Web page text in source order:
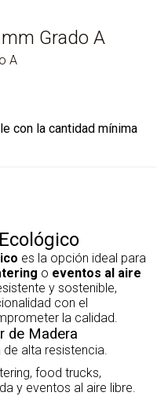
Grado A
A
con la cantidad mínima
es la opción ideal para
o eventos al aire
y sostenible,
con el
la calidad.
de Madera
alta resistencia.
food trucks,
y eventos al aire libre.